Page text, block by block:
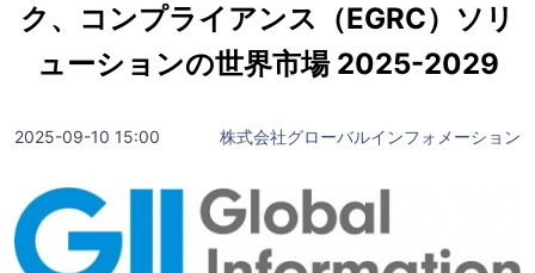
ク、コンプライアンス（EGRC）ソリ
ューションの世界市場 2025-2029
2025-09-10 15:00 株式会社グローバルインフォメーション